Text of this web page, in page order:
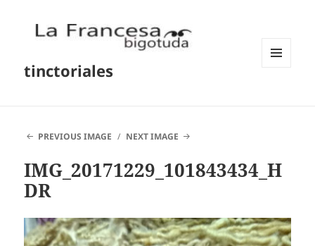
tinctoriales
PREVIOUS IMAGE NEXT IMAGE
IMG_20171229_101843434_H
DR